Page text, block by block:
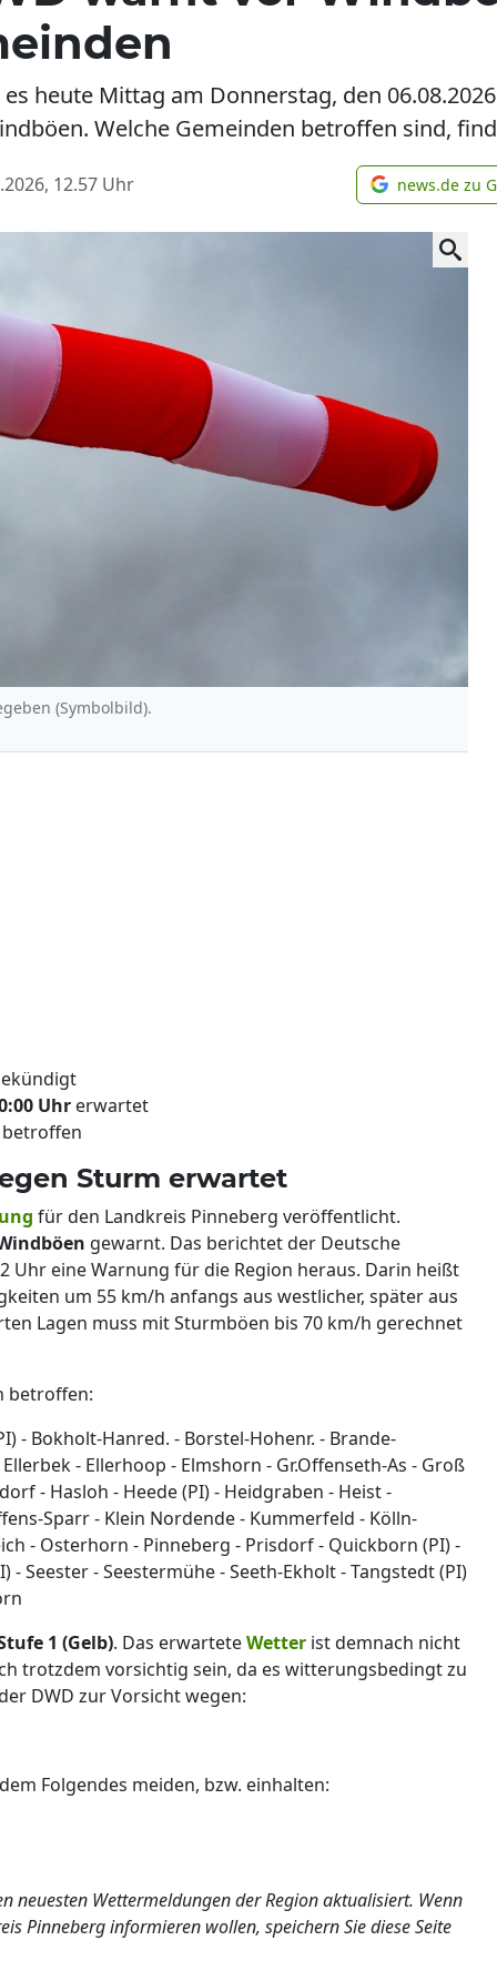
heute Mittag am Donnerstag, den
Welche Gemeinden betroffen sind,
12.57 Uhr news.de zu
(Symbolbild).
Uhr erwartet
Sturm erwartet
für den Landkreis Pinneberg veröffentlicht.
gewarnt. Das berichtet der Deutsche
Uhr eine Warnung für die Region heraus. Darin heißt
um 55 km/h anfangs aus westlicher, später aus
Lagen muss mit Sturmböen bis 70 km/h gerechnet
betroffen:
- Bokholt-Hanred. - Borstel-Hohenr. - Brande-
- Ellerhoop - Elmshorn - Gr.Offenseth-As - Groß
- Hasloh - Heede (PI) - Heidgraben - Heist -
Sparr - Klein Nordende - Kummerfeld - Kölln-
- Osterhorn - Pinneberg - Prisdorf - Quickborn (PI) -
- Seester - Seestermühe - Seeth-Ekholt - Tangstedt (PI)
1 (Gelb). Das erwarteteWetter ist demnach nicht
trotzdem vorsichtig sein, da es witterungsbedingt zu
DWD zur Vorsicht wegen:
Folgendes meiden, bzw. einhalten:
neuesten Wettermeldungen der Region aktualisiert. Wenn
Pinneberg informieren wollen, speichern Sie diese Seite